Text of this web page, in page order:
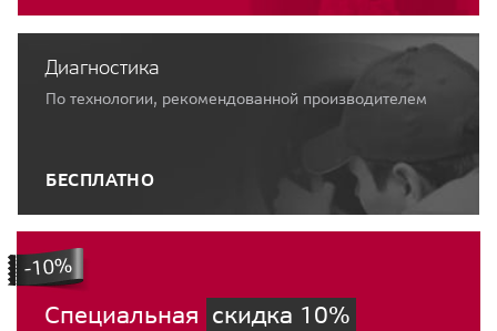
Диагностика
По технологии, рекомендованной производителем
БЕСПЛАТНО
Специальная скидка 10%